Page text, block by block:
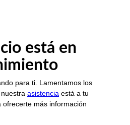
está en
para ti. Lamentamos los
asistencia está a tu
ofrecerte más información